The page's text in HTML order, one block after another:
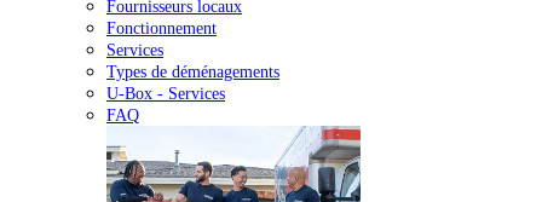
Fournisseurs locaux
Fonctionnement
Services
Types de déménagements
U-Box - Services
FAQ